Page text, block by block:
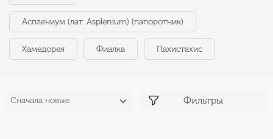
Асплениум (лат. Asplenium) (папоротник)
Хамедорея Фиалка Пахистахис
Сначала новые Фильтры